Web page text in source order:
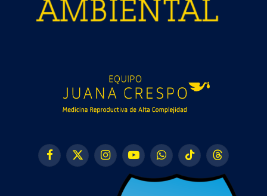
Facebook
X
InstagramYouTubeWhatsAppTikTok Threads